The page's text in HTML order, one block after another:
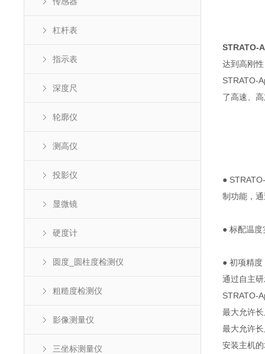
杠杆表
指示表
深度尺
轮廓仪
测高仪
投影仪
显微镜
硬度计
圆度_圆柱度检测仪
粗糙度检测仪
影像测量仪
三坐标测量仪
STRATO-
达到高刚
STRATO-
了高速、
●
制功能，
● 标配温
● 初项精
通过自主
STRATO-
最大允许
最大允许
安装主机